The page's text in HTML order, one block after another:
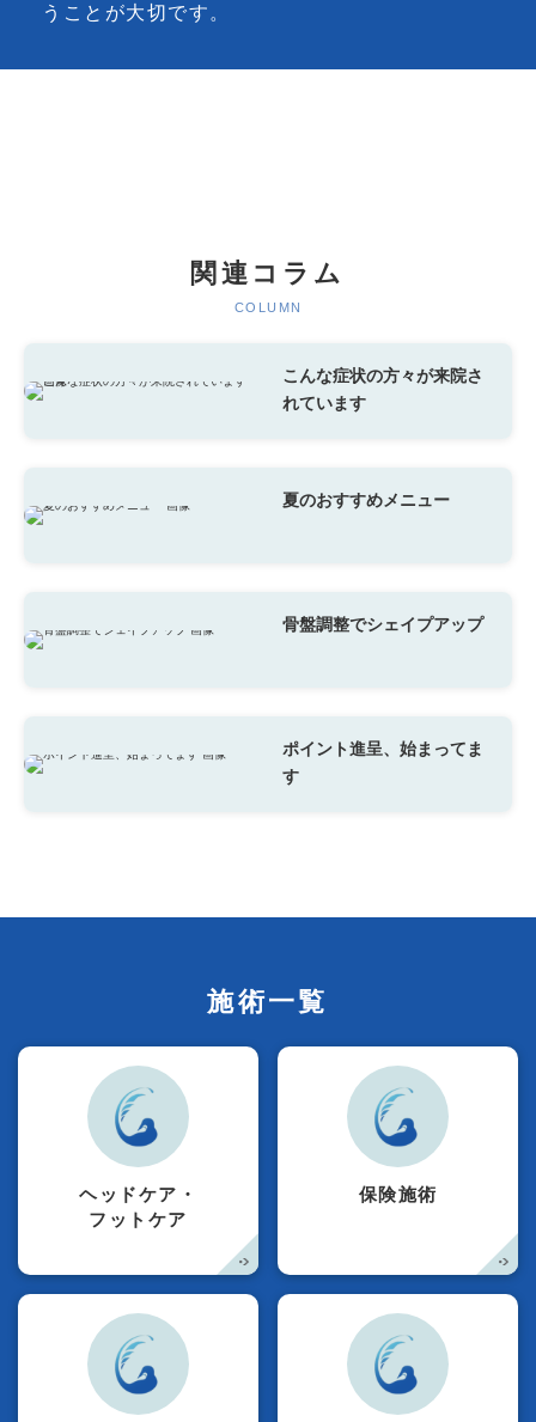
うことが大切です。
関連コラム
COLUMN
こんな症状の方々が来院さ
れています
夏のおすすめメニュー
骨盤調整でシェイプアップ
ポイント進呈、始まってま
す
施術一覧
ヘッドケア・
フットケア
保険施術